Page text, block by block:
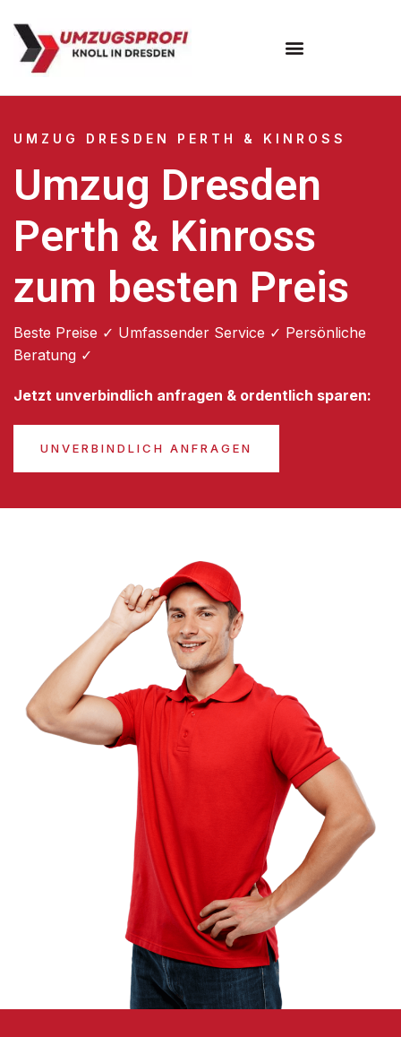
UMZUG DRESDEN PERTH & KINROSS
Umzug Dresden
Perth & Kinross
zum besten Preis
Beste Preise ✓ Umfassender Service ✓ Persönliche
Beratung ✓
Jetzt unverbindlich anfragen & ordentlich sparen:
UNVERBINDLICH ANFRAGEN